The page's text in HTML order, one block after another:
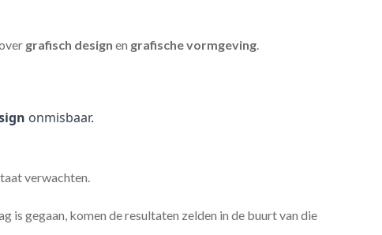
grafisch design en grafische vormgeving.
onmisbaar.
verwachten.
gegaan, komen de resultaten zelden in de buurt van die